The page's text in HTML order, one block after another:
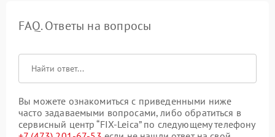
FAQ. Ответы на вопросы
Вы можете ознакомиться с приведенными ниже
часто задаваемыми вопросами, либо обратиться в
сервисный центр “FIX-Leica” по следующему телефону